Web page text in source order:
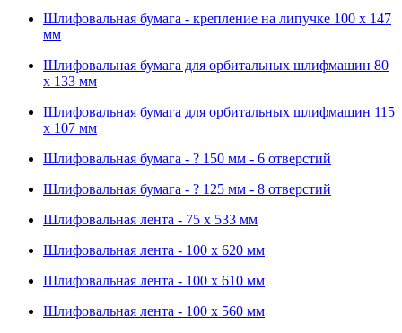
Шлифовальная бумага - крепление на липучке 100 х 147
мм
Шлифовальная бумага для орбитальных шлифмашин 80
х 133 мм
Шлифовальная бумага для орбитальных шлифмашин 115
х 107 мм
Шлифовальная бумага - ? 150 мм - 6 отверстий
Шлифовальная бумага - ? 125 мм - 8 отверстий
Шлифовальная лента - 75 х 533 мм
Шлифовальная лента - 100 х 620 мм
Шлифовальная лента - 100 х 610 мм
Шлифовальная лента - 100 х 560 мм